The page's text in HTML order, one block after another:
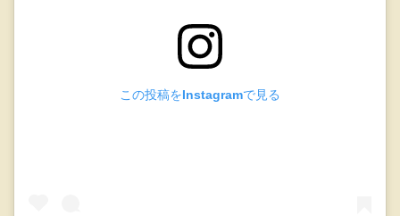
この投稿をInstagramで見る